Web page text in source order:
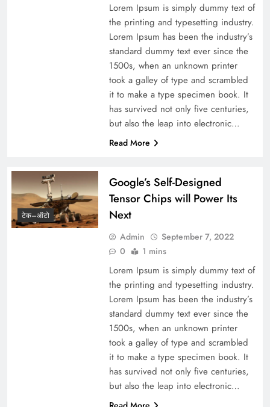
Lorem Ipsum is simply dummy text of
the printing and typesetting industry.
Lorem Ipsum has been the industry’s
standard dummy text ever since the
1500s, when an unknown printer
took a galley of type and scrambled
it to make a type specimen book. It
has survived not only five centuries,
but also the leap into electronic…
Read More
टेक–ऑटो
Google’s Self-Designed
Tensor Chips will Power Its
Next
Admin
September 7, 2022
0
1 mins
Lorem Ipsum is simply dummy text of
the printing and typesetting industry.
Lorem Ipsum has been the industry’s
standard dummy text ever since the
1500s, when an unknown printer
took a galley of type and scrambled
it to make a type specimen book. It
has survived not only five centuries,
but also the leap into electronic…